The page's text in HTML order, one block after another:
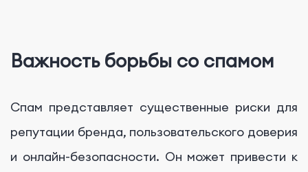
Важность борьбы со спамом
Спам представляет существенные риски для
репутации бренда, пользовательского доверия
и онлайн-безопасности. Он может привести к